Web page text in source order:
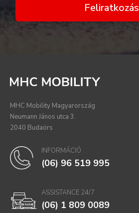
Feliratkozás
MHC Mobility Magyarország
Neumann János utca 3.
2040 Budaörs
INFORMÁCIÓ
(06) 96 519 995
ASSISTANCE 24/7
(06) 1 809 0089